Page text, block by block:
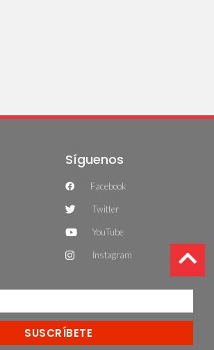
Síguenos
Facebook
Twitter
YouTube
Instagram
SUSCRÍBETE